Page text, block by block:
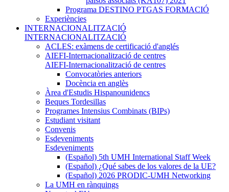
Programa DESTINO PTGAS FORMACIÓ
Experiències
INTERNACIONALITZACIÓ
INTERNACIONALITZACIÓ
ACLES: exàmens de certificació d'anglés
AIEFI-Internacionalització de centres
AIEFI-Internacionalització de centres
Convocatòries anteriors
Docència en anglès
Àrea d'Estudis Hispanounidencs
Beques Tordesillas
Programes Intensius Combinats (BIPs)
Estudiant visitant
Convenis
Esdeveniments
Esdeveniments
(Español) 5th UMH International Staff Week
(Español) ¿Qué sabes de los valores de la UE?
(Español) 2026 PRODIC-UMH Networking
La UMH en rànquings